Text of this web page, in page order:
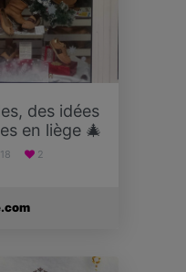
des idées
en liège 🎄
2